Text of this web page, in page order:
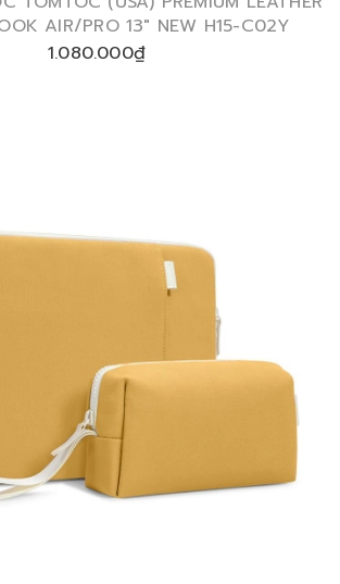
AIR/PRO 13″ NEW H15-C02Y
1.080.000₫